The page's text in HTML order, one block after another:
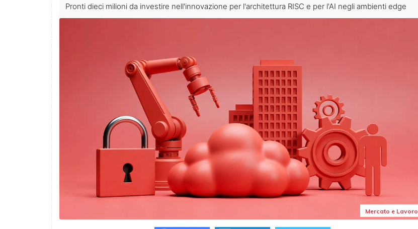
Pronti dieci milioni da investire nell'innovazione per l'architettura RISC e per l'AI negli ambienti edge
Mercato e Lavoro